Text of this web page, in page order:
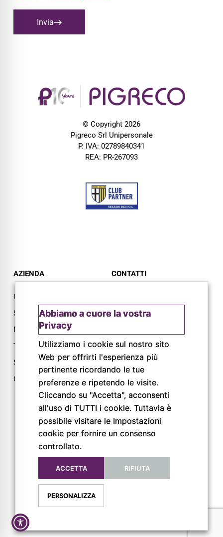
Invia
© Copyright 2026
Pigreco Srl Unipersonale
P. IVA: 02789840341
REA: PR-267093
AZIENDA
Chi siamo
Servizi
Magazine
Trail
Shop
Cataloghi
CONTATTI
43044 Lemignano PR
Mail:
info@pigrecoservizi.it
Richiedi un preventivo
FOLLOW US
Privacy Policy
Abbiamo a cuore la vostra
Privacy
Utilizziamo i cookie sul nostro sito
Web per offrirti l'esperienza più
pertinente ricordando le tue
preferenze e ripetendo le visite.
Cliccando su "Accetta", acconsenti
all'uso di TUTTI i cookie. Tuttavia è
possibile visitare le Impostazioni
cookie per fornire un consenso
controllato.
ACCETTA RIFIUTA
PERSONALIZZA